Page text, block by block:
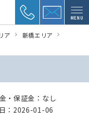
MENU
ア
新橋エリア
・保証金：なし
：2026-01-06